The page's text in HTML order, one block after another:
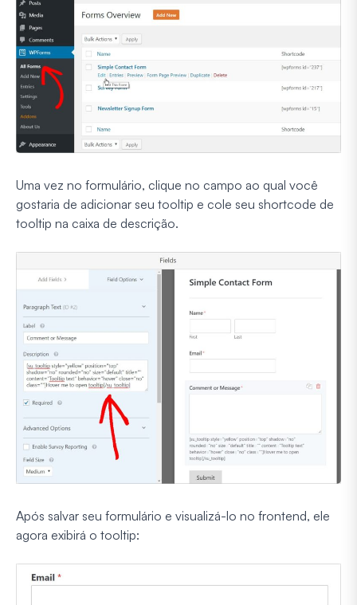
Uma vez no formulário, clique no campo ao qual você
gostaria de adicionar seu tooltip e cole seu shortcode de
tooltip na caixa de descrição.
Após salvar seu formulário e visualizá-lo no frontend, ele
agora exibirá o tooltip: